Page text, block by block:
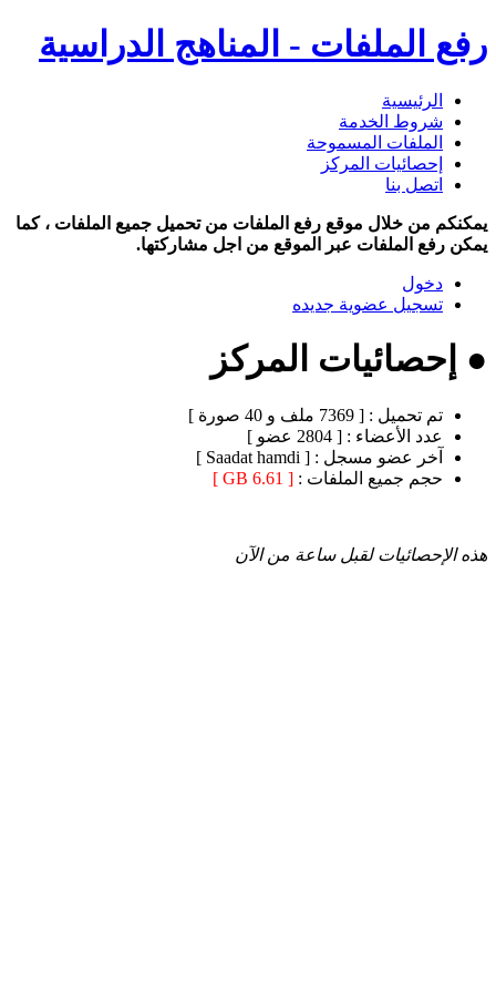
رفع الملفات - المناهج الدراسية
الرئيسية
شروط الخدمة
الملفات المسموحة
إحصائيات المركز
اتصل بنا
يمكنكم من خلال موقع رفع الملفات من تحميل جميع الملفات ، كما
يمكن رفع الملفات عبر الموقع من اجل مشاركتها.
دخول
تسجيل عضوية جديده
● إحصائيات المركز
تم تحميل : [ 7369 ملف و 40 صورة ]
عدد الأعضاء : [ 2804 عضو ]
آخر عضو مسجل : [ Saadat hamdi ]
حجم جميع الملفات : [ 6.61 GB ]
هذه الإحصائيات لقبل ساعة من الآن